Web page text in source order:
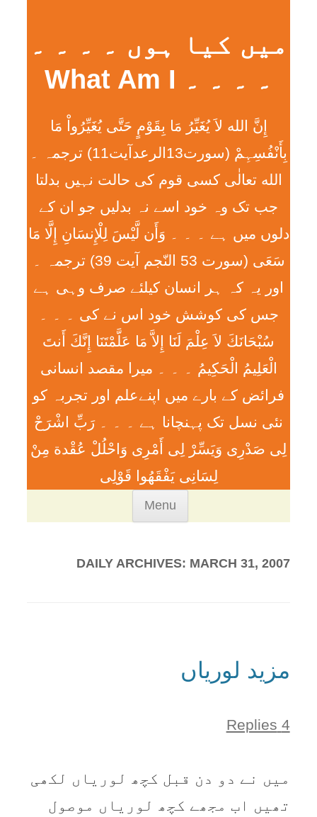
میں کیا ہوں ۔ ۔ ۔ ۔
۔ ۔ ۔ ۔ What Am I
إِنَّ الله لاَ يُغَيِّرُ مَا بِقَوْمٍ حَتَّی يُغَيِّرُواْ مَا
بِأَنْفُسِہِمْ (سورت13الرعدآیت11) ترجمہ ۔
الله تعالٰی کسی قوم کی حالت نہیں بدلتا
جب تک وہ خود اسے نہ بدلیں جو ان کے
دلوں میں ہے ۔ ۔ ۔ وَأَن لَّيْسَ لِلْإِنسَانِ إِلَّا مَا
سَعَی (سورت 53 النّجم آیت 39) ترجمہ ۔
اور یہ کہ ہر انسان کیلئے صرف وہی ہے
جس کی کوشش خود اس نے کی ۔ ۔ ۔
سُبْحَانَكَ لاَ عِلْمَ لَنَا إِلاَّ مَا عَلَّمْتَنَا إِنَّكَ أَنتَ
الْعَلِيمُ الْحَكِيمُ ۔ ۔ ۔ ميرا مقصد انسانی
فرائض کے بارے میں اپنےعلم اور تجربہ کو
نئی نسل تک پہنچانا ہے ۔ ۔ ۔ رَبِّ اشْرَحْ
لِی صَدْرِی وَيَسِّرْ لِی أَمْرِی وَاحْلُلْ عُقْدة مِنْ
لِسَانِی يَفْقَھُوا قَوْلِی
Menu
content
DAILY ARCHIVES: MARCH 31, 2007
مزید لوریاں
4 Replies
میں نے دو دن قبل کچھ لوریاں لکھی
تھیں اب مجھے کچھ لوریاں موصول